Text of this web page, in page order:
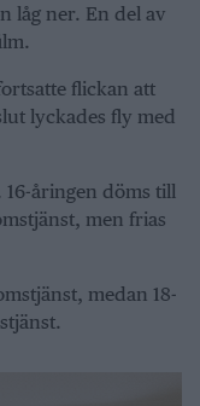
låg ner. En del av
flickan att
lyckades fly med
åringen döms till
men frias
medan 18-